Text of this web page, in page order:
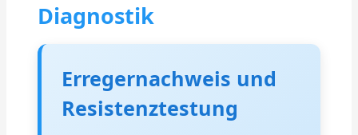
Diagnostik
Erregernachweis und
Resistenztestung